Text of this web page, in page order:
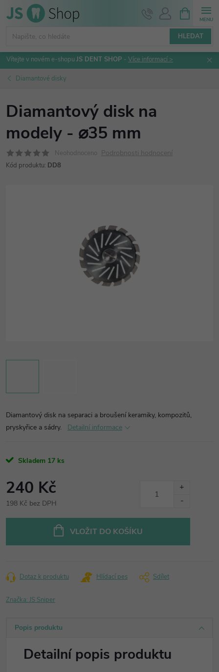
Přejít
na
HLEDAT
NÁKUPNÍ
KOŠÍK
Vítejte v novém e-shopu JS DENT SHOP - Více informací >
Diamantové disky
Diamantový disk na
modely - ⌀35 mm
Neohodnoceno Podrobnosti hodnocení
Kód produktu: DD8
Diamantový disk na separaci a broušení keramiky, kompozitů,
pryskyřice a sádry.
Detailní informace
Skladem 17 ks
240 Kč
198 Kč bez DPH
VLOŽIT DO KOŠÍKU
Dotaz k produktu Hlídací pes Sdílet
Značka: JS Sniper
Popis produktu
Detailní popis produktu